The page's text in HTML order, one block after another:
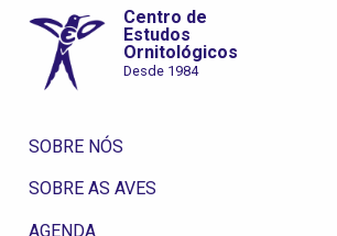
Centro de
Estudos
Ornitológicos
Desde 1984
SOBRE NÓS
SOBRE AS AVES
AGENDA